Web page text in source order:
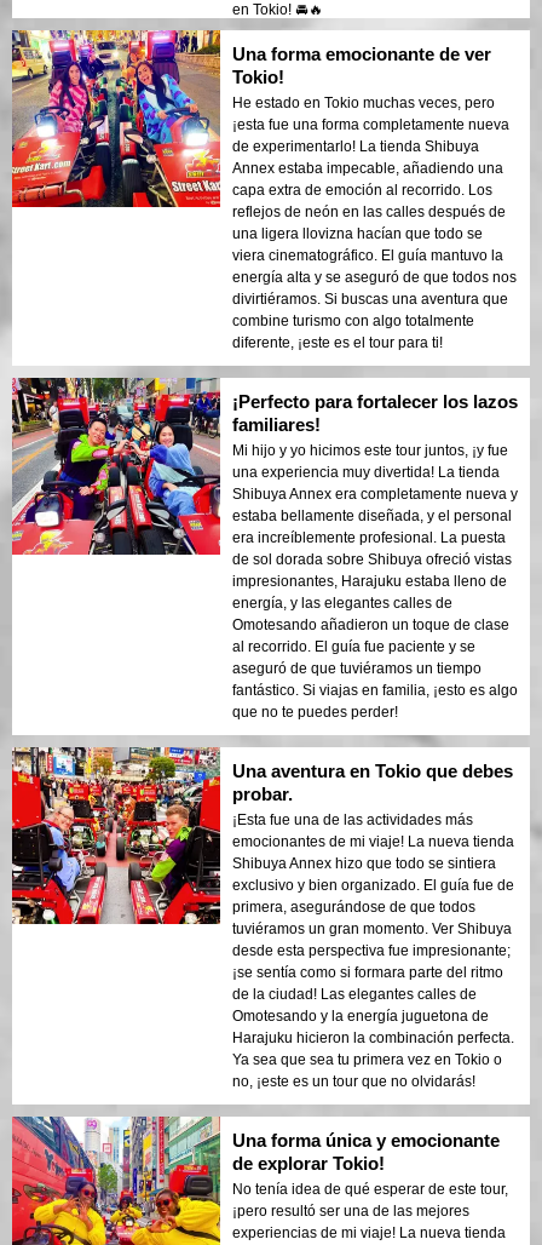
en Tokio! 🚘🔥
Una forma emocionante de ver
Tokio!
He estado en Tokio muchas veces, pero
¡esta fue una forma completamente nueva
de experimentarlo! La tienda Shibuya
Annex estaba impecable, añadiendo una
capa extra de emoción al recorrido. Los
reflejos de neón en las calles después de
una ligera llovizna hacían que todo se
viera cinematográfico. El guía mantuvo la
energía alta y se aseguró de que todos nos
divirtiéramos. Si buscas una aventura que
combine turismo con algo totalmente
diferente, ¡este es el tour para ti!
¡Perfecto para fortalecer los lazos
familiares!
Mi hijo y yo hicimos este tour juntos, ¡y fue
una experiencia muy divertida! La tienda
Shibuya Annex era completamente nueva y
estaba bellamente diseñada, y el personal
era increíblemente profesional. La puesta
de sol dorada sobre Shibuya ofreció vistas
impresionantes, Harajuku estaba lleno de
energía, y las elegantes calles de
Omotesando añadieron un toque de clase
al recorrido. El guía fue paciente y se
aseguró de que tuviéramos un tiempo
fantástico. Si viajas en familia, ¡esto es algo
que no te puedes perder!
Una aventura en Tokio que debes
probar.
¡Esta fue una de las actividades más
emocionantes de mi viaje! La nueva tienda
Shibuya Annex hizo que todo se sintiera
exclusivo y bien organizado. El guía fue de
primera, asegurándose de que todos
tuviéramos un gran momento. Ver Shibuya
desde esta perspectiva fue impresionante;
¡se sentía como si formara parte del ritmo
de la ciudad! Las elegantes calles de
Omotesando y la energía juguetona de
Harajuku hicieron la combinación perfecta.
Ya sea que sea tu primera vez en Tokio o
no, ¡este es un tour que no olvidarás!
Una forma única y emocionante
de explorar Tokio!
No tenía idea de qué esperar de este tour,
¡pero resultó ser una de las mejores
experiencias de mi viaje! La nueva tienda